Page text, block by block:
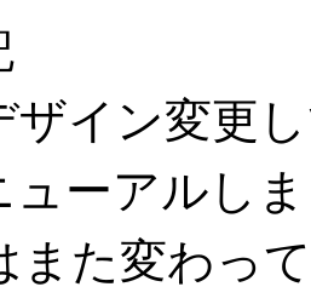
ザイン変更
ューアルし
また変わっ